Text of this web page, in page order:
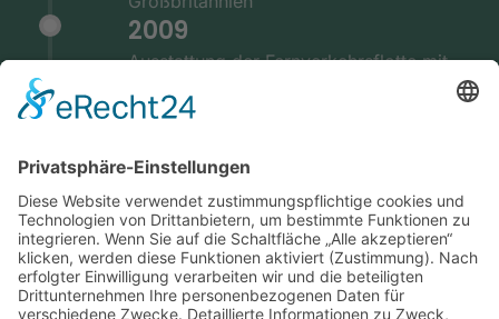
2009
Ausstattung der Fernverkehrsflotte mit
2010
Flaschengaslagers für Propangas und
Technische Gase
2014
Umzug innerhalb Heusenstamms in
unsere neuen Räumlichkeiten an der
Martinseestraße 1